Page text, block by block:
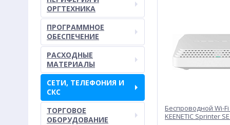
ОРГТЕХНИКА
ПРОГРАММНОЕ
ОБЕСПЕЧЕНИЕ
РАСХОДНЫЕ
МАТЕРИАЛЫ
СЕТИ, ТЕЛЕФОНИЯ И
СКС
ТОРГОВОЕ
ОБОРУДОВАНИЕ
Беспроводной Wi-
KEENETIC Sprinter